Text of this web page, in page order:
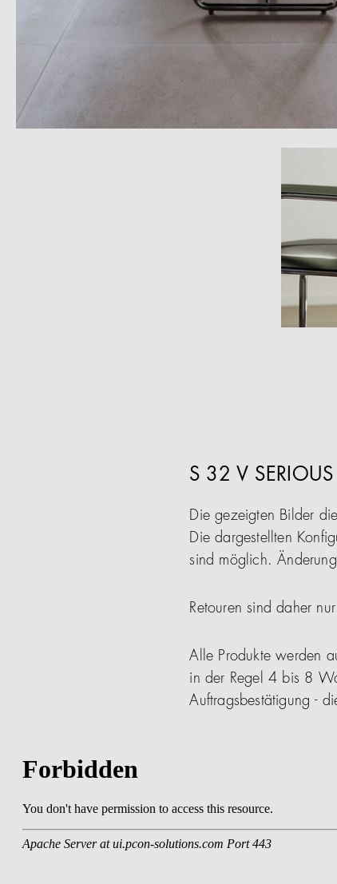
S 32 V
Die gezeigten Bilder
Die dargestellten
sind möglich.
Retouren sind daher
Alle Produkte werden
in der Regel 4 bis 8
Auftragsbestätigung -